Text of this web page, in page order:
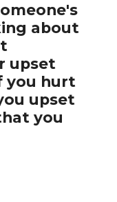
about
upset
you hurt
upset
you